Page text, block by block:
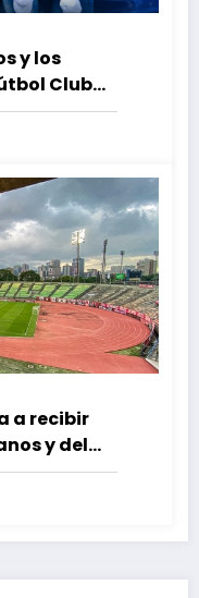
y los
Club
a las
a recibir
y del